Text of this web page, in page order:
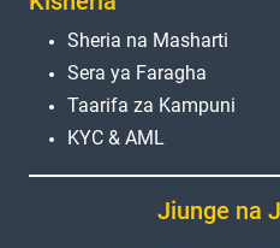
Sheria na Masharti
Sera ya Faragha
Taarifa za Kampuni
KYC & AML
Jiunge na